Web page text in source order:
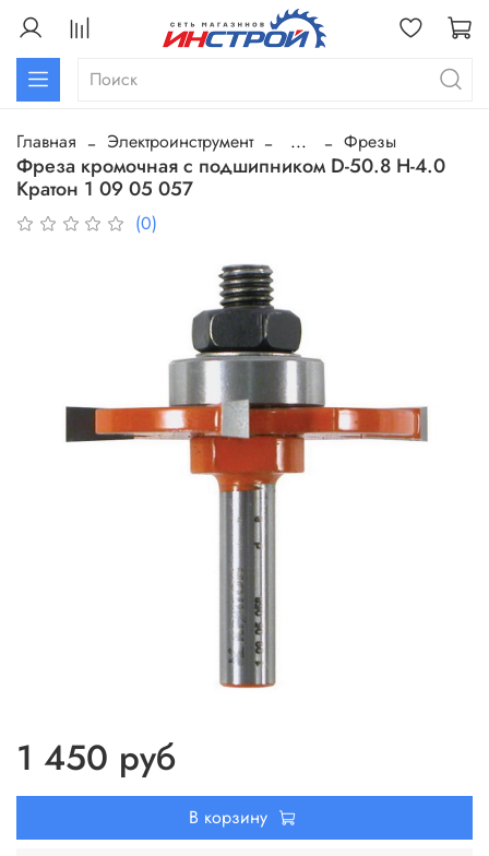
Главная Электроинструмент ... Фрезы
Фреза кромочная с подшипником D-50.8 H-4.0
Кратон 1 09 05 057
(0)
1 450 руб
В корзину